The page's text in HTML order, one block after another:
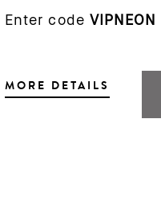
Enter code VIPNEON
MORE DETAILS